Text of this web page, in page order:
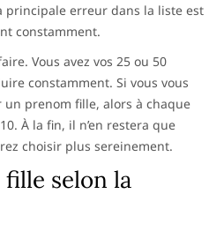
principale erreur dans la liste est
constamment.
Vous avez vos 25 ou 50
constamment. Si vous vous
prenom fille, alors à chaque
À la fin, il n’en restera que
choisir plus sereinement.
selon la